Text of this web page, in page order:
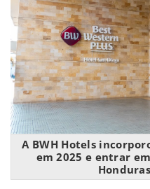
A BWH Hotels
em 2025 e entrar